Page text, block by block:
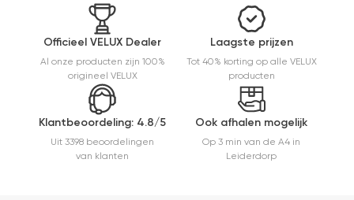
Officieel VELUX Dealer
Al onze producten zijn 100%
origineel VELUX
Laagste prijzen
Tot 40% korting op alle VELUX
producten
Klantbeoordeling: 4.8/5
Uit 3398 beoordelingen
van klanten
Ook afhalen mogelijk
Op 3 min van de A4 in
Leiderdorp